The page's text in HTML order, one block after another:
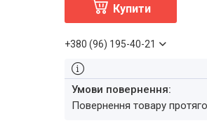
Купити
+380 (96) 195-40-21
повернення товару